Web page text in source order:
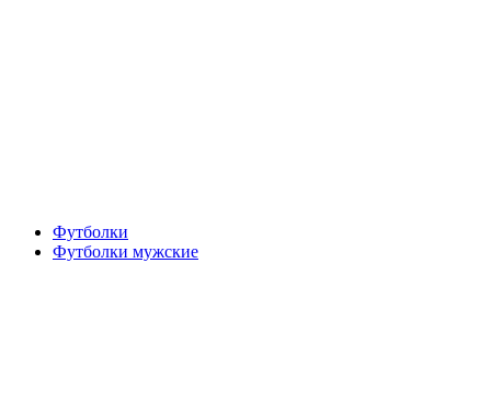
Футболки
Футболки мужские